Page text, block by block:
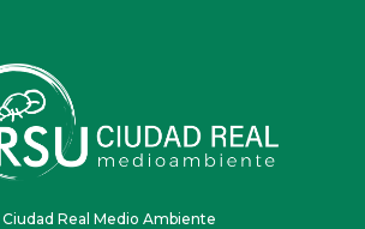
Ciudad Real Medio Ambiente
DEL